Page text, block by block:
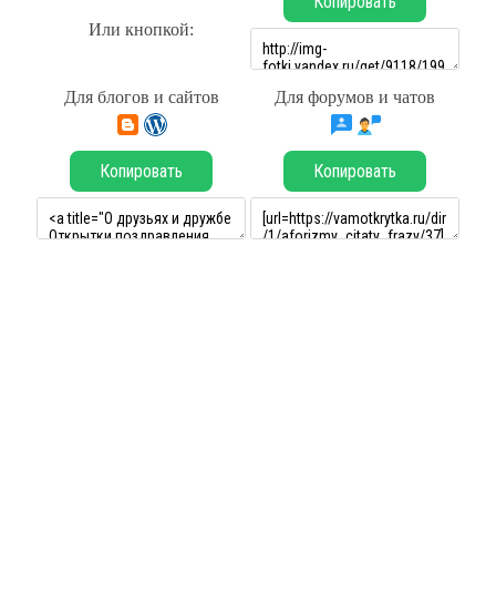
Или кнопкой:
Для блогов и сайтов Для форумов и чатов
Копировать Копировать